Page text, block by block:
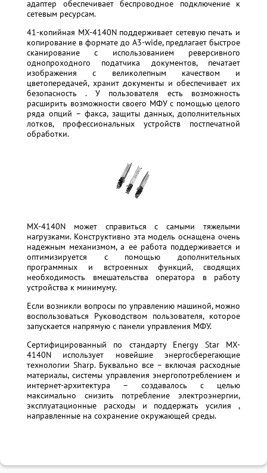
адаптер обеспечивает беспроводное подключение к
сетевым ресурсам.
41-копийная MX-4140N поддерживает сетевую печать и
копирование в формате до A3-wide, предлагает быстрое
сканирование с использованием реверсивного
однопроходного податчика документов, печатает
изображения с великолепным качеством и
цветопередачей, хранит документы и обеспечивает их
безопасность . У пользователя есть возможность
расширить возможности своего МФУ с помощью целого
ряда опций – факса, защиты данных, дополнительных
лотков, профессиональных устройств постпечатной
обработки.
MX-4140N может справиться с самыми тяжелыми
нагрузками. Конструктивно эта модель оснащена очень
надежным механизмом, а ее работа поддерживается и
оптимизируется с помощью дополнительных
программных и встроенных функций, сводящих
необходимость вмешательства оператора в работу
устройства к минимуму.
Если возникли вопросы по управлению машиной, можно
воспользоваться Руководством пользователя, которое
запускается напрямую с панели управления МФУ.
Сертифицированный по стандарту Energy Star MX-
4140N использует новейшие энергосберегающие
технологии Sharp. Буквально все – включая расходные
материалы, системы управления энергопотреблением и
интернет-архитектура – создавалось с целью
максимально снизить потребление электроэнергии,
эксплуатационные расходы и поддержать усилия ,
направленные на сохранение окружающей среды.